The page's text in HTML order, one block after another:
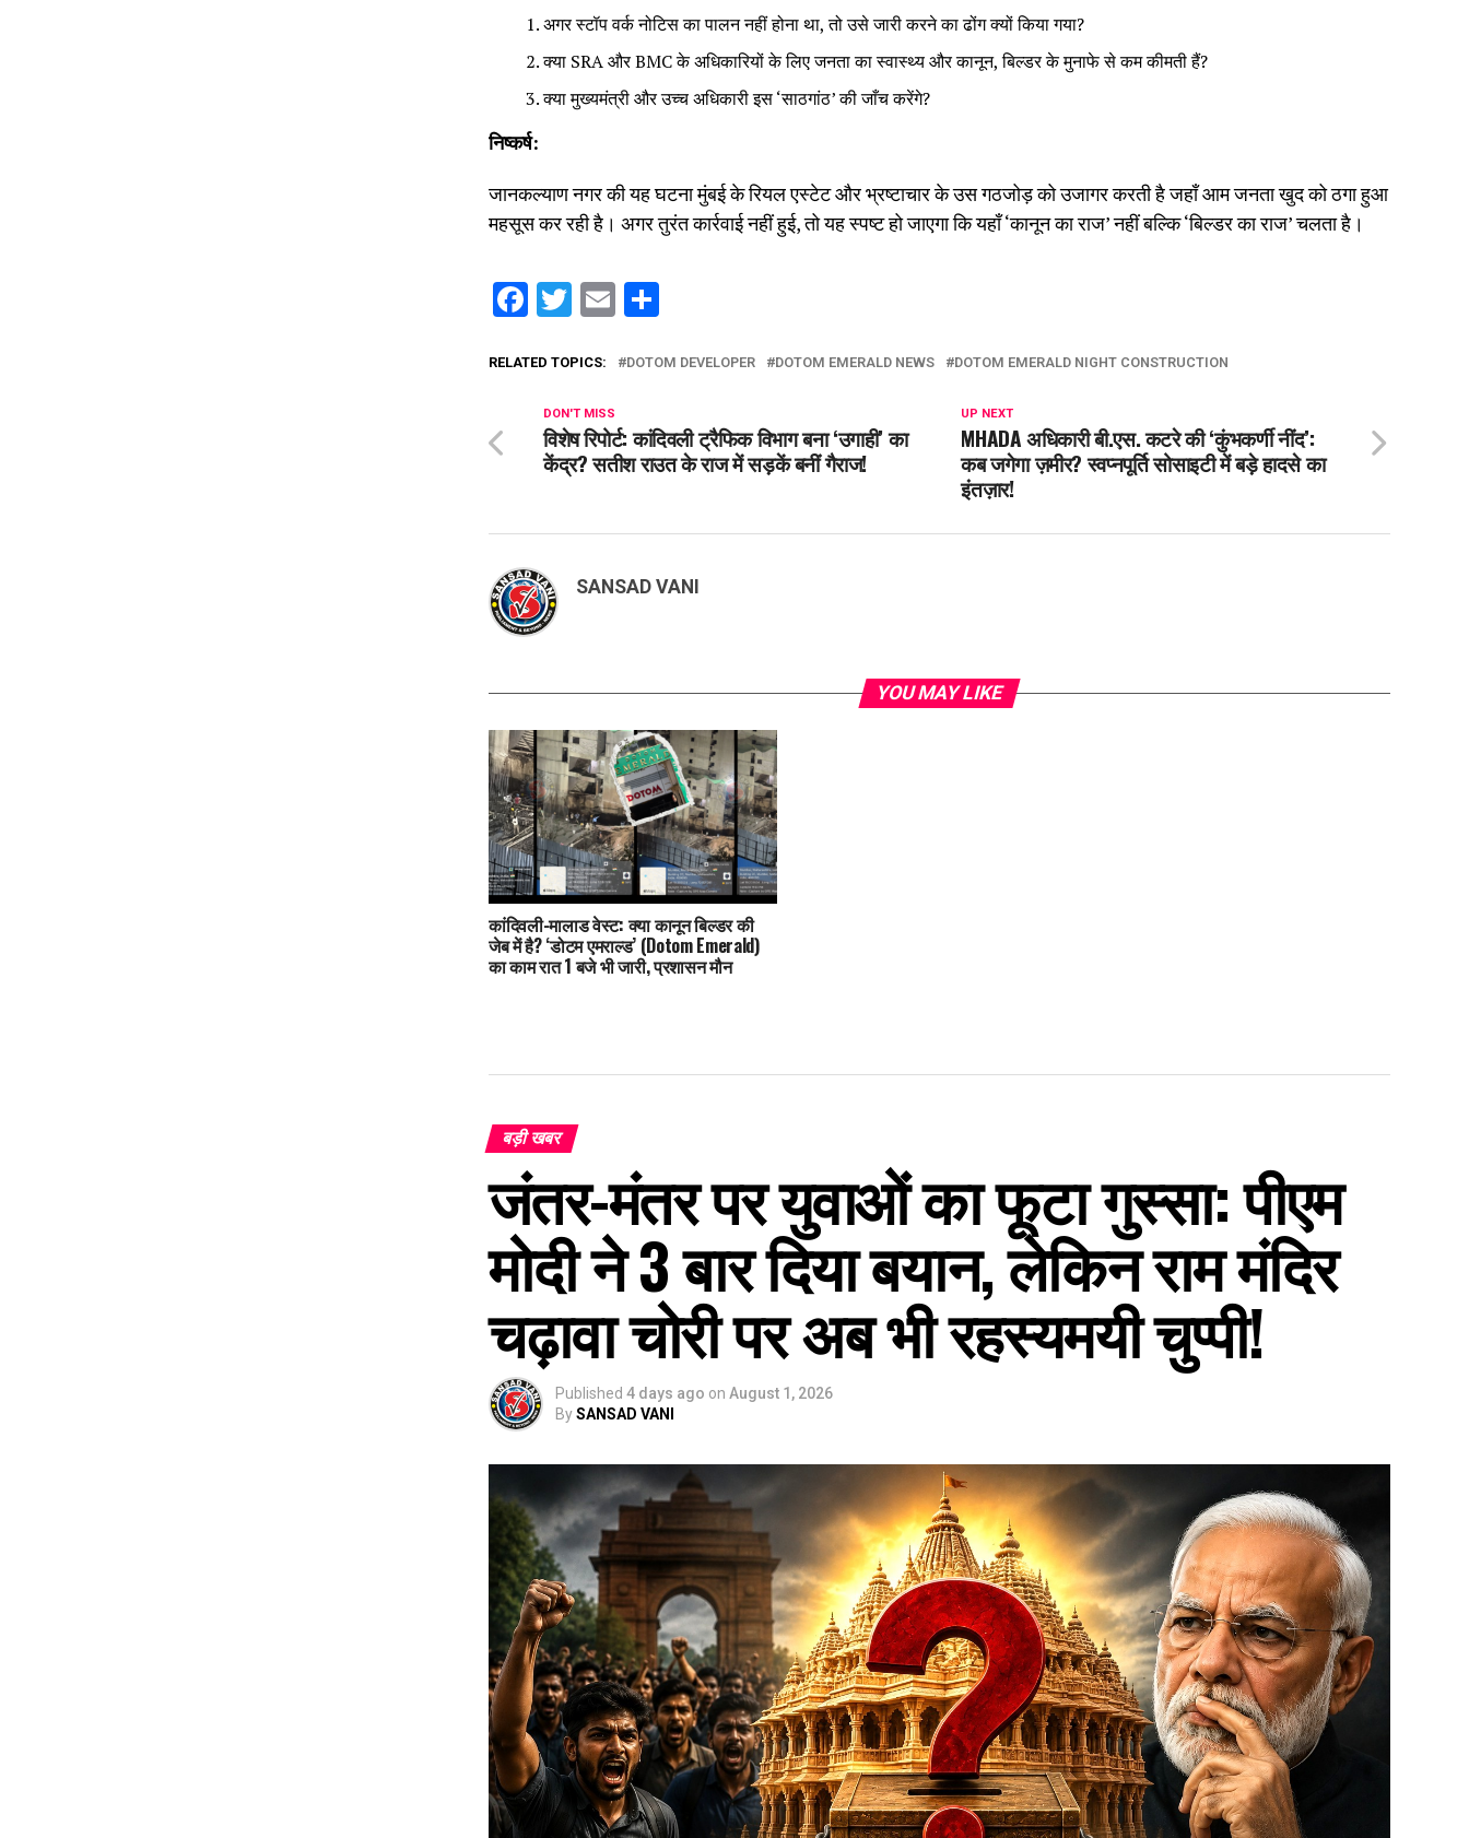
अगर स्टॉप वर्क नोटिस का पालन नहीं होना था, तो उसे जारी करने का ढोंग क्यों किया गया?
क्या SRA और BMC के अधिकारियों के लिए जनता का स्वास्थ्य और कानून, बिल्डर के मुनाफे से कम कीमती हैं?
क्या मुख्यमंत्री और उच्च अधिकारी इस ‘साठगांठ’ की जाँच करेंगे?
निष्कर्ष:
जानकल्याण नगर की यह घटना मुंबई के रियल एस्टेट और भ्रष्टाचार के उस गठजोड़ को उजागर करती है जहाँ आम जनता खुद को ठगा हुआ
महसूस कर रही है। अगर तुरंत कार्रवाई नहीं हुई, तो यह स्पष्ट हो जाएगा कि यहाँ ‘कानून का राज’ नहीं बल्कि ‘बिल्डर का राज’ चलता है।
Facebook
TwitterEmail
RELATED TOPICS: DOTOM DEVELOPER DOTOM EMERALD NEWS DOTOM EMERALD NIGHT CONSTRUCTION
UP NEXT
MHADA अधिकारी बी.एस. कटरे की ‘कुंभकर्णी नींद’:
कब जगेगा ज़मीर? स्वप्नपूर्ति सोसाइटी में बड़े हादसे का
इंतज़ार!
DON'T MISS
विशेष रिपोर्ट: कांदिवली ट्रैफिक विभाग बना ‘उगाही’ का
केंद्र? सतीश राउत के राज में सड़कें बनीं गैराज!
SANSAD VANI
YOU MAY LIKE
कांदिवली-मालाड वेस्ट: क्या कानून बिल्डर की
जेब में है? ‘डोटम एमराल्ड’ (Dotom Emerald)
का काम रात 1 बजे भी जारी, प्रशासन मौन
बड़ी खबर
जंतर-मंतर पर युवाओं का फूटा गुस्सा: पीएम
मोदी ने 3 बार दिया बयान, लेकिन राम मंदिर
चढ़ावा चोरी पर अब भी रहस्यमयी चुप्पी!
Published 4 days ago on August 1, 2026
BySANSAD VANI